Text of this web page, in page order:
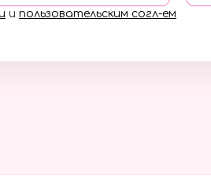
и пользовательским согл-ем